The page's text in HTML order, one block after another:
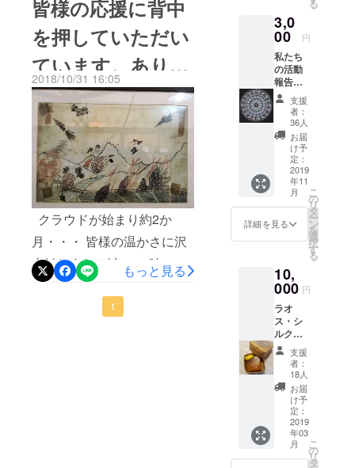
ろしくお願いします。
ので応援よろしくお願いし
ます。
皆様の応援に背中
を押していただい
ています。ありが
とうございま
す！！
2018/10/31 16:05
クラウドが始まり約2か
月・・・ 皆様の温かさに沢
山触れうれし涙・・ 時には
悔しくてお布団の中で涙を
流した日もありましたが、
もっと見る
1
ん前に特別席を
ご用意していま
別席で鑑賞でき
るプランです。
る
3,0
00 円
私たち
の活動
報告を
半年に
一度
（約１
年分）
お送り
させて
頂きま
す。一
号は
2019年
3月末送
付予
定。 い
お話か
ら誕生
した感
動の曲
「～
inochi~
」のCD
をお送
りしま
す。 作
曲
kikuko
aizawa
支援
者：
36人
お届
け予
定：
2019
年11
月
詳細を見る
こ
の
リ
タ
ー
ン
を
選
択
す
る
10,
000 円
ラオ
ス・シ
ルク工
場で製
作した
シルク
石鹸1個
私たち
の活動
報告を
半年に
一度
（約１
支援
者：
18人
お届
け予
定：
2019
年03
月
こ
の
リ
タ